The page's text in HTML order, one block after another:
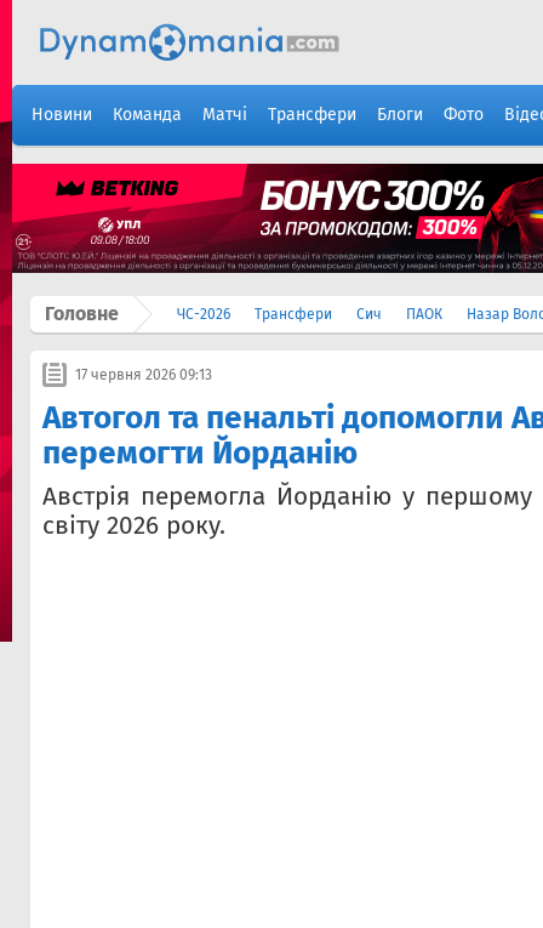
Новини Команда Матчі Трансфери Блоги Фото
Головне ЧС-2026 Трансфери Сич ПАОК Назар
17 червня 2026 09:13
Автогол та пенальті допомогли
перемогти Йорданію
Австрія перемогла Йорданію у першому
світу 2026 року.